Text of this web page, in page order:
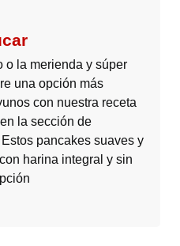
o la merienda y súper
una opción más
con nuestra receta
la sección de
pancakes suaves y
harina integral y sin